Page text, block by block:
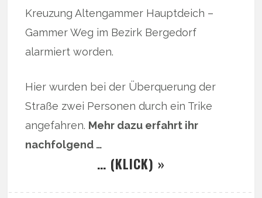
Kreuzung Altengammer Hauptdeich –
Gammer Weg im Bezirk Bergedorf
alarmiert worden.
Hier wurden bei der Überquerung der
Straße zwei Personen durch ein Trike
angefahren. Mehr dazu erfahrt ihr
nachfolgend …
… (KLICK) »